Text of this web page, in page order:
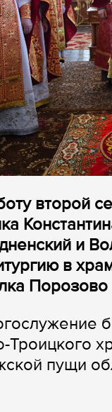
второй
и
в
Троицкого
пущи